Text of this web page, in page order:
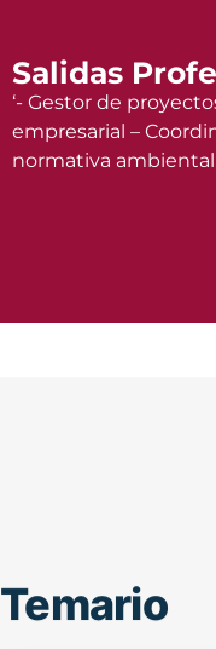
Salidas
‘- Gestor de
empresarial –
normativa ambiental